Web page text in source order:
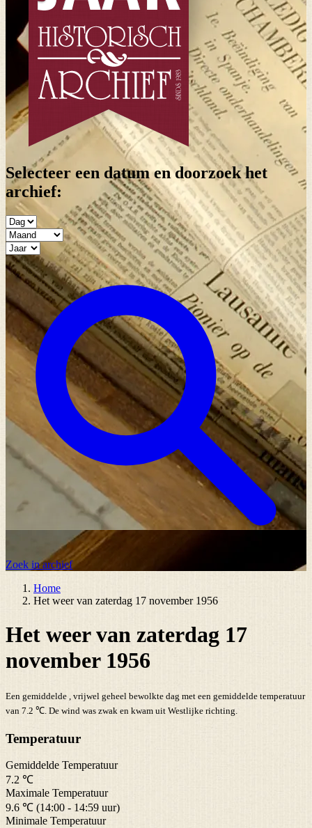
Selecteer een datum en doorzoek het
archief:
Zoek in archief
Home
Het weer van zaterdag 17 november 1956
Het weer van zaterdag 17
november 1956
Een gemiddelde , vrijwel geheel bewolkte dag met een gemiddelde temperatuur
van 7.2 ℃. De wind was zwak en kwam uit Westlijke richting.
Temperatuur
Gemiddelde Temperatuur
7.2 ℃
Maximale Temperatuur
9.6 ℃ (14:00 - 14:59 uur)
Minimale Temperatuur